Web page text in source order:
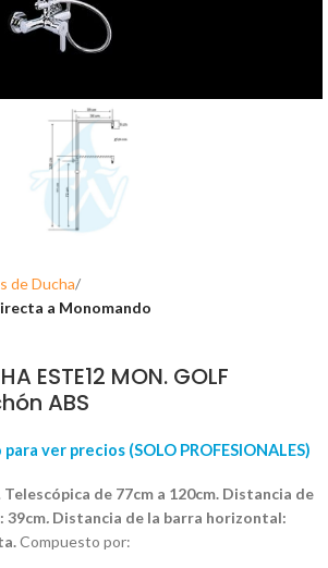
de Ducha
a Monomando
ESTE12 MON. GOLF
ABS
ver precios (SOLO PROFESIONALES)
Telescópica de 77cm a 120cm. Distancia de
39cm. Distancia de la barra horizontal:
Compuesto por: